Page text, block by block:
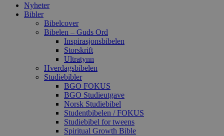
Nyheter
Bibler
Bibelcover
Bibelen – Guds Ord
Inspirasjonsbibelen
Storskrift
Ultratynn
Hverdagsbibelen
Studiebibler
BGO FOKUS
BGO Studieutgave
Norsk Studiebibel
Studentbibelen / FOKUS
Studiebibel for tweens
Spiritual Growth Bible